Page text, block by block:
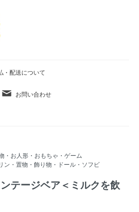
・配送について
お問い合わせ
・お人形・おもちゃ・ゲーム
ン・置物・飾り物・ドール・ソフビ
テージベア＜ミルクを飲